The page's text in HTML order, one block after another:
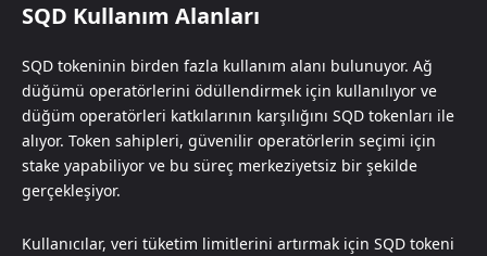
SQD Kullanım Alanları
SQD tokeninin birden fazla kullanım alanı bulunuyor. Ağ
düğümü operatörlerini ödüllendirmek için kullanılıyor ve
düğüm operatörleri katkılarının karşılığını SQD tokenları ile
alıyor. Token sahipleri, güvenilir operatörlerin seçimi için
stake yapabiliyor ve bu süreç merkeziyetsiz bir şekilde
gerçekleşiyor.
Kullanıcılar, veri tüketim limitlerini artırmak için SQD tokeni